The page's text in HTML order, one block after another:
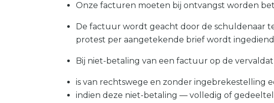
Onze facturen moeten bij ontvangst worden
De factuur wordt geacht door de schuldenaar
protest per aangetekende brief wordt
Bij niet-betaling van een factuur op de
is van rechtswege en zonder ingebrekestelling
indien deze niet-betaling — volledig of